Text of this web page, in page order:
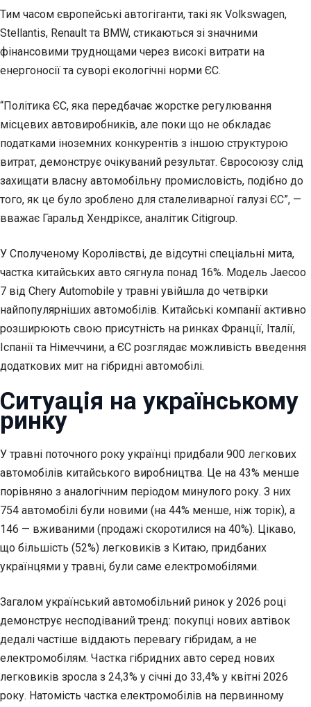
Тим часом європейські автогіганти, такі як Volkswagen,
Stellantis, Renault та BMW, стикаються зі значними
фінансовими труднощами через високі витрати на
енергоносії та суворі екологічні норми ЄС.
“Політика ЄС, яка передбачає жорстке регулювання
місцевих автовиробників, але поки що не обкладає
податками іноземних конкурентів з іншою структурою
витрат, демонструє очікуваний результат. Євросоюзу слід
захищати власну автомобільну промисловість, подібно до
того, як це було зроблено для сталеливарної галузі ЄС”, —
вважає Гаральд Хендріксе, аналітик Citigroup.
У Сполученому Королівстві, де відсутні спеціальні мита,
частка китайських авто сягнула понад 16%. Модель Jaecoo
7 від Chery Automobile у травні увійшла до четвірки
найпопулярніших автомобілів. Китайські компанії активно
розширюють свою присутність на ринках Франції, Італії,
Іспанії та Німеччини, а ЄС розглядає можливість введення
додаткових мит на гібридні автомобілі.
Ситуація на українському
ринку
У травні поточного року українці придбали 900 легкових
автомобілів китайського виробництва. Це на 43% менше
порівняно з аналогічним періодом минулого року. З них
754 автомобілі були новими (на 44% менше, ніж торік), а
146 — вживаними (продажі скоротилися на 40%). Цікаво,
що більшість (52%) легковиків з Китаю, придбаних
українцями у травні, були саме електромобілями.
Загалом український автомобільний ринок у 2026 році
демонструє несподіваний тренд: покупці нових автівок
дедалі частіше віддають перевагу гібридам, а не
електромобілям. Частка гібридних авто серед нових
легковиків зросла з 24,3% у січні до 33,4% у квітні 2026
року. Натомість частка електромобілів на первинному